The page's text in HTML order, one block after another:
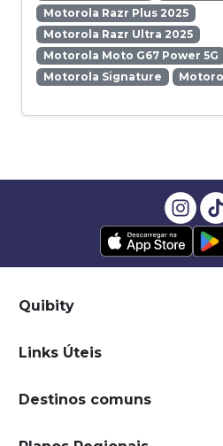
Motorola Razr Plus 2025
Motorola Razr Ultra 2025
Motorola Moto G67 Power 5G
Motorola Signature
Quibity
Links Úteis
Destinos comuns